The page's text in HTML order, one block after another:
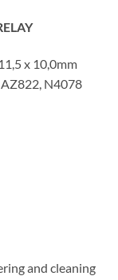
x 10,0mm
AZ822, N4078
and cleaning